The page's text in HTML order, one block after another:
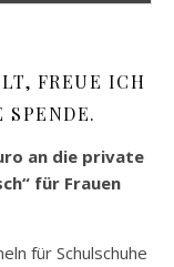
FREUE ICH
an die private
für Frauen
für Schulschuhe